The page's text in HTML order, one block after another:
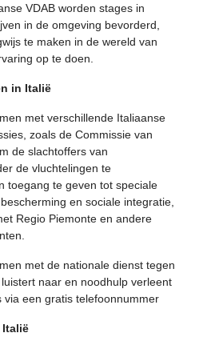
VDAB worden stages in
in de omgeving bevorderd,
te maken in de wereld van
op te doen.
in Italië
met verschillende Italiaanse
zoals de Commissie van
de slachtoffers van
de vluchtelingen te
toegang te geven tot speciale
en sociale integratie,
Regio Piemonte en andere
met de nationale dienst tegen
naar en noodhulp verleent
via een gratis telefoonnummer